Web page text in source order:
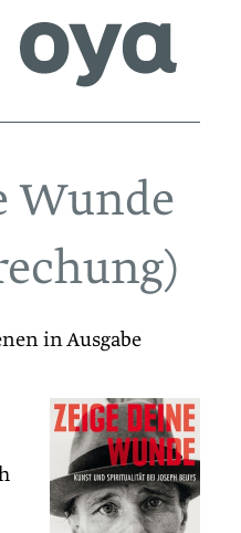
Wunde
in Ausgabe